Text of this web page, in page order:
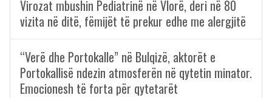
Virozat mbushin Pediatrinë në Vlorë, deri në 80
vizita në ditë, fëmijët të prekur edhe me alergjitë
“Verë dhe Portokalle” në Bulqizë, aktorët e
Portokallisë ndezin atmosferën në qytetin minator.
Emocionesh të forta për qytetarët